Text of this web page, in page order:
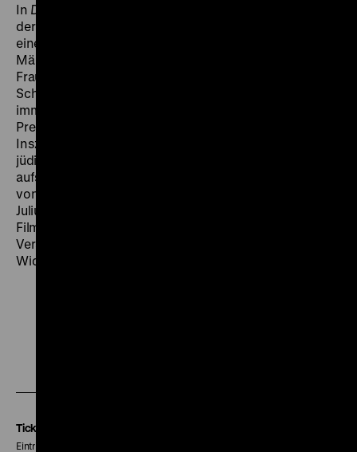
In Das häßliche Mädchen
der bezaubernden Dolly Haas, die sich in der Rolle
einer Stenotypistin vom Aschenputtel, mit dem die
Männer böse Späße treiben, in eine elegante junge
Frau verwandelt. Auch im Duo mit komischen
Schwergewichten wie Otto Wallburg offenbart sie ihr
immenses Talent. Die noch nicht gleichgeschaltete
Presse lobte neben Witz und Einfallsreichtum der
Inszenierung auch die in Ungnade gefallenen
jüdischen Chargendarsteller. „Otto Wallburg blubbert
aufs herrlichste einen A.G.-Direktor, dessen Freundin
von Genia Nikolajewa scharmant verkörpert wird. Dazu
Julius Falkenstein als Ekel von Personalchef. (…) Der
Film wurde mit starkem Beifall aufgenommen. (…) Der
Versuch einer Protestaktion fand nur geringen
Widerhall.“ (
Tickets
Eintritt 5 €